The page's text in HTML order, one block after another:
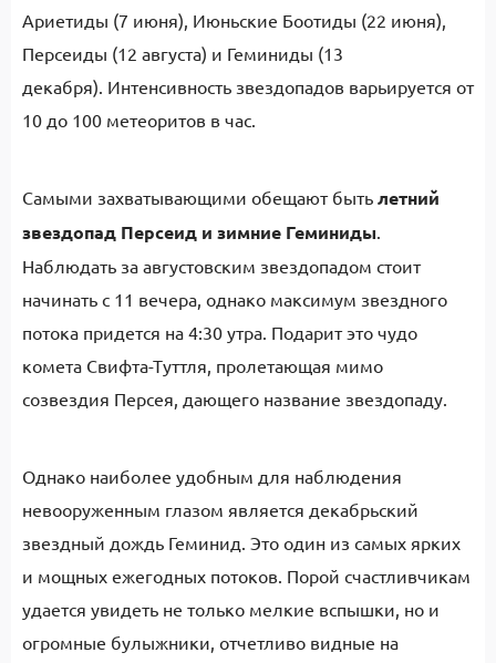
Ариетиды (7 июня), Июньские Боотиды (22 июня),
Персеиды (12 августа) и Геминиды (13
декабря). Интенсивность звездопадов варьируется от
10 до 100 метеоритов в час.
Самыми захватывающими обещают быть летний
звездопад Персеид и зимние Геминиды.
Наблюдать за августовским звездопадом стоит
начинать с 11 вечера, однако максимум звездного
потока придется на 4:30 утра. Подарит это чудо
комета Свифта-Туттля, пролетающая мимо
созвездия Персея, дающего название звездопаду.
Однако наиболее удобным для наблюдения
невооруженным глазом является декабрьский
звездный дождь Геминид. Это один из самых ярких
и мощных ежегодных потоков. Порой счастливчикам
удается увидеть не только мелкие вспышки, но и
огромные булыжники, отчетливо видные на